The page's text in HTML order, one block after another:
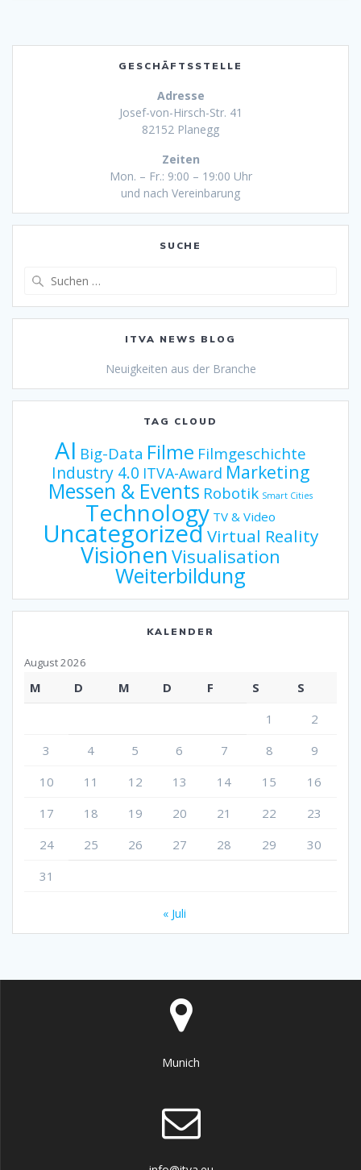
GESCHÄFTSSTELLE
Adresse
Josef-von-Hirsch-Str. 41
82152 Planegg
Zeiten
Mon. – Fr.: 9:00 – 19:00 Uhr
und nach Vereinbarung
SUCHE
ITVA NEWS BLOG
Neuigkeiten aus der Branche
TAG CLOUD
AI Big-Data Filme Filmgeschichte
Industry 4.0 ITVA-Award Marketing
Messen & Events Robotik Smart Cities
Technology TV & Video
UncategorizedVirtual Reality
Visionen Visualisation
Weiterbildung
KALENDER
August 2026
M D M D F S
S
1
2
3
4 5 6 7 8
9
10
11 12 13 14 15
16
17
18 19 20 21 22
23
24
25 26 27 28 29
30
31
« Juli
Munich